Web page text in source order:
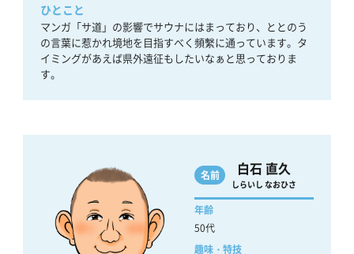
ひとこと
マンガ「サ道」の影響でサウナにはまっており、ととのう
の言葉に惹かれ境地を目指すべく頻繫に通っています。タ
イミングがあえば県外遠征もしたいなぁと思っておりま
す。
名前 白石 直久
しらいし なおひさ
年齢
50代
趣味・特技